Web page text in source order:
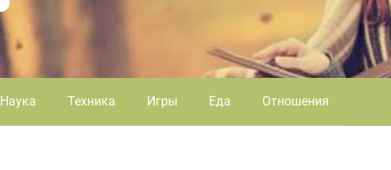
Наука Техника Игры Еда Отношения